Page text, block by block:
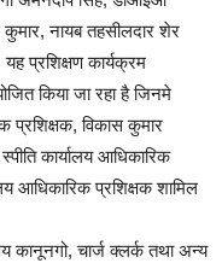
नायब तहसीलदार शेर
प्रशिक्षण कार्यक्रम
किया जा रहा है जिनमे
प्रशिक्षक, विकास कुमार
कार्यालय आधिकारिक
आधिकारिक प्रशिक्षक शामिल
कानूनगो, चार्ज क्लर्क तथा अन्य